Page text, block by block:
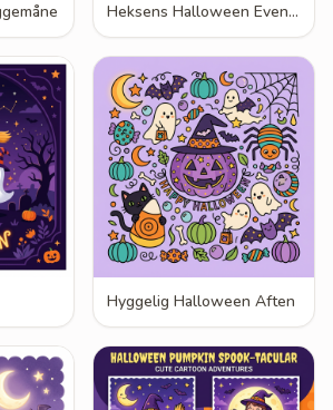
Heksens Halloween Eventyr
Hyggelig Halloween Aften